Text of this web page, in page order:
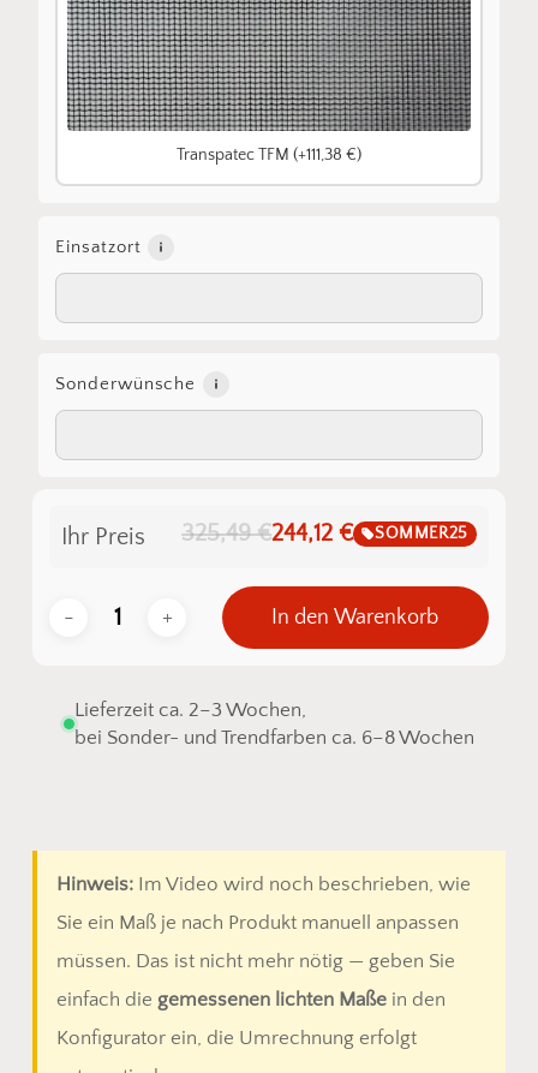
Transpatec TFM (+111,38 €)
Einsatzort
Sonderwünsche
Ihr Preis 325,49 €244,12 € SOMMER25
In den Warenkorb
Lieferzeit ca. 2–3 Wochen,
bei Sonder- und Trendfarben ca. 6–8 Wochen
Hinweis:Im Video wird noch beschrieben, wie
Sie ein Maß je nach Produkt manuell anpassen
müssen. Das ist nicht mehr nötig — geben Sie
einfach die gemessenen lichten Maßein den
Konfigurator ein, die Umrechnung erfolgt